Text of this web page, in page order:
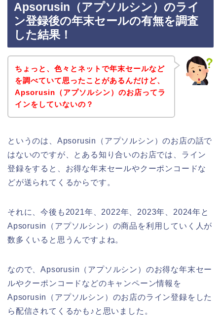
Apsorusin（アプソルシン）のライ
ン登録後の年末セールの有無を調査
した結果！
ちょっと、色々とネットで年末セールなど
を調べていて思ったことがあるんだけど、
Apsorusin（アプソルシン）のお店ってラ
インをしていないの？
というのは、Apsorusin（アプソルシン）のお店の話で
はないのですが、とある知り合いのお店では、ライン
登録をすると、お得な年末セールやクーポンコードな
どが送られてくるからです。
それに、今後も2021年、2022年、2023年、2024年と
Apsorusin（アプソルシン）の商品を利用していく人が
数多くいると思うんですよね。
なので、Apsorusin（アプソルシン）のお得な年末セー
ルやクーポンコードなどのキャンペーン情報を
Apsorusin（アプソルシン）のお店のライン登録をした
ら配信されてくるかも♪と思いました。